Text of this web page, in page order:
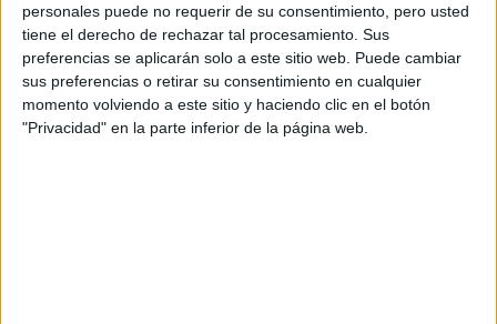
personales puede no requerir de su consentimiento, pero usted
tiene el derecho de rechazar tal procesamiento. Sus
preferencias se aplicarán solo a este sitio web. Puede cambiar
sus preferencias o retirar su consentimiento en cualquier
momento volviendo a este sitio y haciendo clic en el botón
"Privacidad" en la parte inferior de la página web.
Facultad de Ciencias de la Comunicación
Titulación
Grado en Creación Digital, Animación y Videojuegos
Máster Universitario en Producción Periodística y Audiovisual